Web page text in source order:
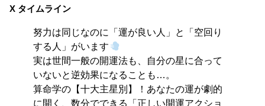
大きくエネルギーを放出する日。日々の活力をため込ん
X タイムライン
努力は同じなのに「運が良い人」と「空回り
する人」がいます
実は世間一般の開運法も、自分の星に合って
いないと逆効果になることも…。
算命学の【十大主星別】！あなたの運が劇的
に開く、数分でできる「正しい開運アクショ